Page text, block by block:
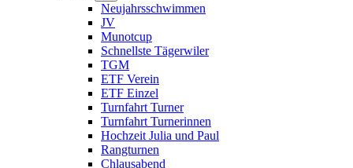
Neujahrsschwimmen
JV
Munotcup
Schnellste Tägerwiler
TGM
ETF Verein
ETF Einzel
Turnfahrt Turner
Turnfahrt Turnerinnen
Hochzeit Julia und Paul
Rangturnen
Chlausabend